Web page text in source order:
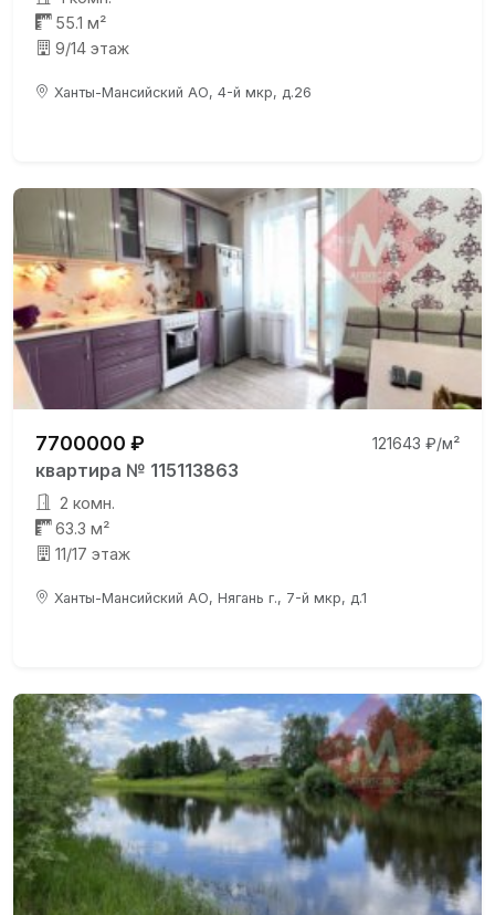
55.1 м²
9/14 этаж
Ханты-Мансийский АО, 4-й мкр, д.26
7700000 ₽ 121643 ₽/м²
квартира № 115113863
2 комн.
63.3 м²
11/17 этаж
Ханты-Мансийский АО, Нягань г., 7-й мкр, д.1